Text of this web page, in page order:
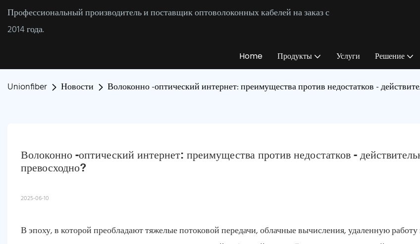
Профессиональный производитель и поставщик оптоволоконных кабелей на заказ с
2014 года.
Home Продукты Услуги Решение
Unionfiber Новости Волоконно -оптический интернет: преимущества против недостатков -
Волоконно -оптический интернет: преимущества против недостатков -
превосходно?
2025-06-10
В эпоху, в которой преобладают тяжелые потоковой передачи, облачные вычисления, удаленную